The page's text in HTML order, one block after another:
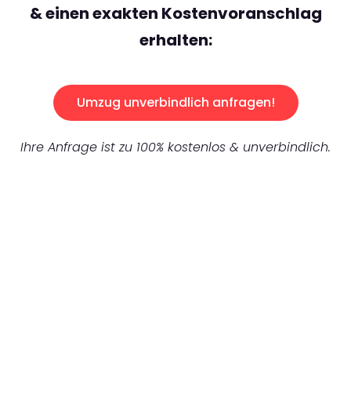
& einen exakten Kostenvoranschlag
erhalten:
Umzug unverbindlich anfragen!
Ihre Anfrage ist zu 100% kostenlos & unverbindlich.